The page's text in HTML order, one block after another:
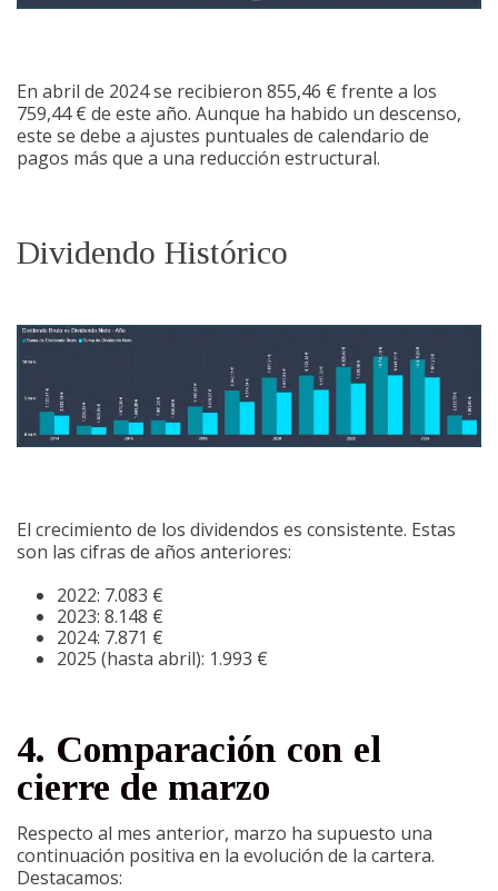
En abril de 2024 se recibieron 855,46 € frente a los
759,44 € de este año. Aunque ha habido un descenso,
este se debe a ajustes puntuales de calendario de
pagos más que a una reducción estructural.
Dividendo Histórico
El crecimiento de los dividendos es consistente. Estas
son las cifras de años anteriores:
2022: 7.083 €
2023: 8.148 €
2024: 7.871 €
2025 (hasta abril): 1.993 €
4. Comparación con el
cierre de marzo
Respecto al mes anterior, marzo ha supuesto una
continuación positiva en la evolución de la cartera.
Destacamos: